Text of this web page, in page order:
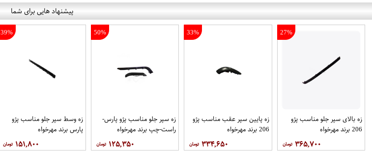
پیشنهاد هایی برای شما
27%
زه بالای سپر جلو مناسب پژو
206 برند مهرخواه
۳۶۵,۷۰۰
33%
زه پایین سپر عقب مناسب پژو
206 برند مهرخواه
۳۳۴,۶۵۰
50%
زه سپر جلو مناسب پژو پارس-
راست-چپ برند مهرخواه
۱۲۵,۳۵۰
39%
زه وسط سپر جلو مناسب پژو
پارس برند مهرخواه
۱۵۱,۸۰۰